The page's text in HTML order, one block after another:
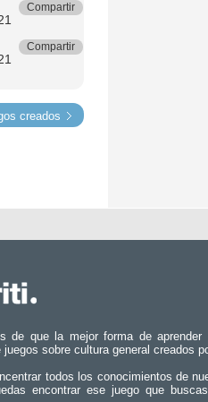
Compartir
Compartir
creados
de que la mejor forma de
juegos sobre cultura general creados
todos los conocimientos de
encontrar ese juego que